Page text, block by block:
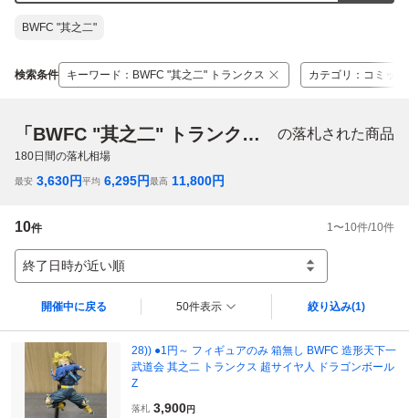
BWFC "其之二"
検索条件 キーワード ： BWFC "其之二" トランクス カテゴリ ： コミッ
「BWFC "其之二" トランクス」 の落札された商品
180日間の落札相場
最安 3,630円平均 6,295円最高 11,800円
10件 1 〜10件/10件
終了日時が近い順
開催中に戻る 50件表示 絞り込み(1)
28)) ●1円～ フィギュアのみ 箱無し BWFC 造形天下一
武道会 其之二 トランクス 超サイヤ人 ドラゴンボール
Z
落札 3,900円